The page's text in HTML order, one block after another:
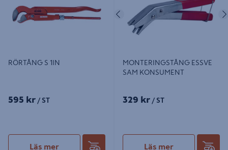
RÖRTÅNG S 1IN
595 kr / ST
Läs mer
Föregående
MONTERINGSTÅNG ESSVE
SAM KONSUMENT
329 kr / ST
Läs mer